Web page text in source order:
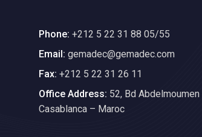
Phone: +212 5 22 31 88 05/55
Email: gemadec@gemadec.com
Fax: +212 5 22 31 26 11
Office Address: 52, Bd
Casablanca – Maroc